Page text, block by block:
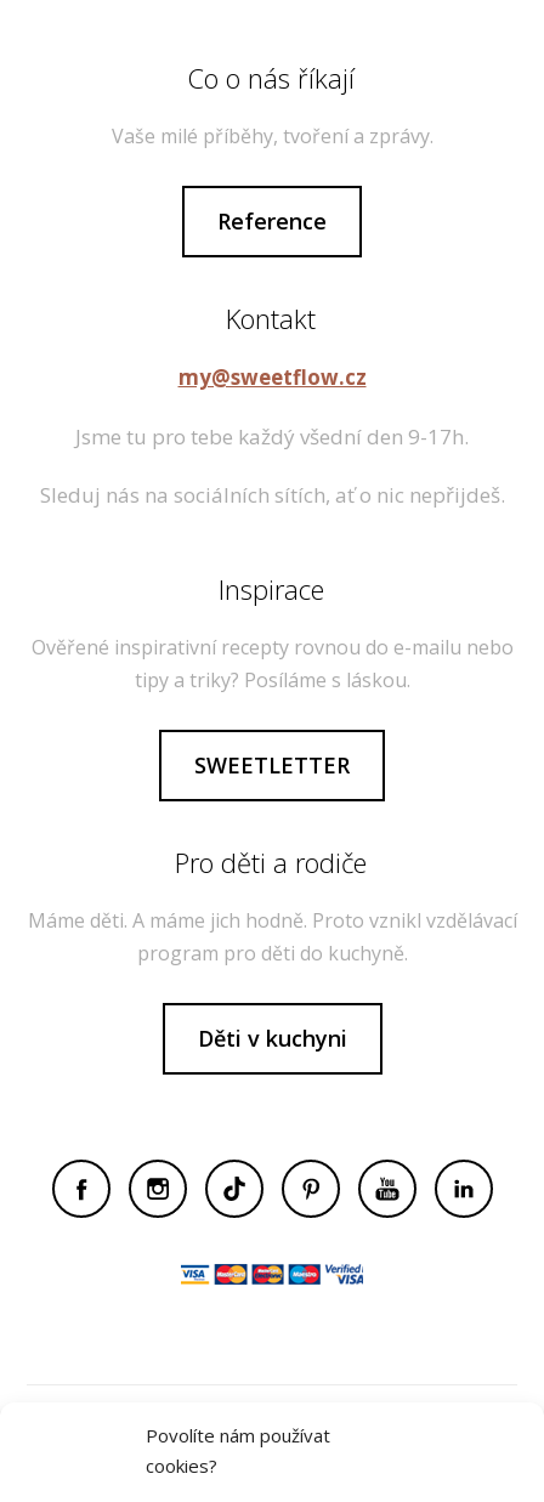
Povolíte nám používat
cookies?
Co o nás říkají
Vaše milé příběhy, tvoření a zprávy.
Reference
Kontakt
my@sweetflow.cz
Jsme tu pro tebe každý všední den 9-17h.
Sleduj nás na sociálních sítích, ať o nic nepřijdeš.
Inspirace
Ověřené inspirativní recepty rovnou do e-mailu nebo
tipy a triky? Posíláme s láskou.
SWEETLETTER
Pro děti a rodiče
Máme děti. A máme jich hodně. Proto vznikl vzdělávací
program pro děti do kuchyně.
Děti v kuchyni
Obchodní podmínky